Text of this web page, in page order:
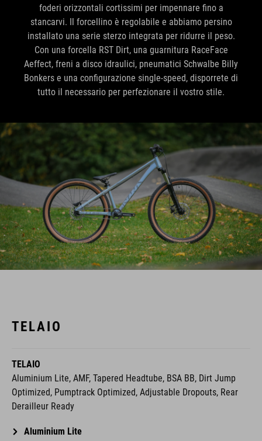
foderi orizzontali cortissimi per impennare fino a
stancarvi. Il forcellino è regolabile e abbiamo persino
installato una serie sterzo integrata per ridurre il peso.
Con una forcella RST Dirt, una guarnitura RaceFace
Aeffect, freni a disco idraulici, pneumatici Schwalbe Billy
Bonkers e una configurazione single-speed, disporrete di
tutto il necessario per perfezionare il vostro stile.
TELAIO
TELAIO
Aluminium Lite, AMF, Tapered Headtube, BSA BB, Dirt Jump
Optimized, Pumptrack Optimized, Adjustable Dropouts, Rear
Derailleur Ready
Aluminium Lite